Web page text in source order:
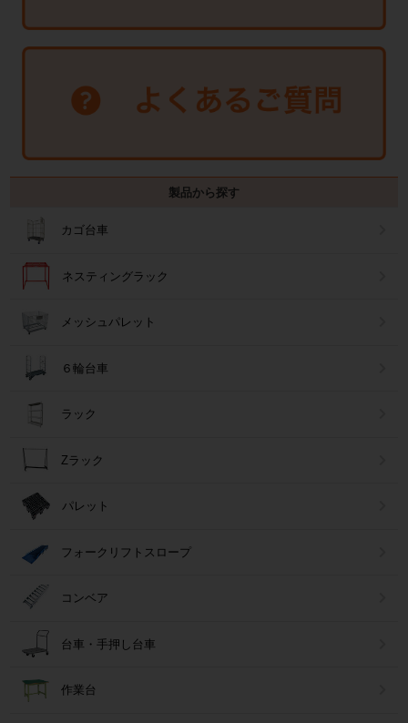
製品から探す
カゴ台車
ネスティングラック
メッシュパレット
６輪台車
ラック
Zラック
パレット
フォークリフトスロープ
コンベア
台車・手押し台車
作業台